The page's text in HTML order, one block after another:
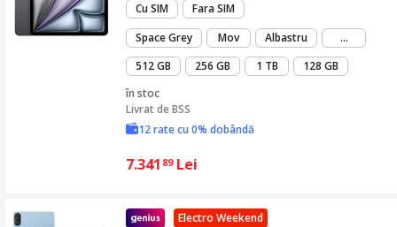
Cu SIM
Fara SIM
Space Grey
Mov Albastru ...mai
512 GB 256 GB 1 TB
128 GB
în stoc
Livrat deBSS
12 rate cu 0% dobândă
7.341 89 Lei
Electro Weekend